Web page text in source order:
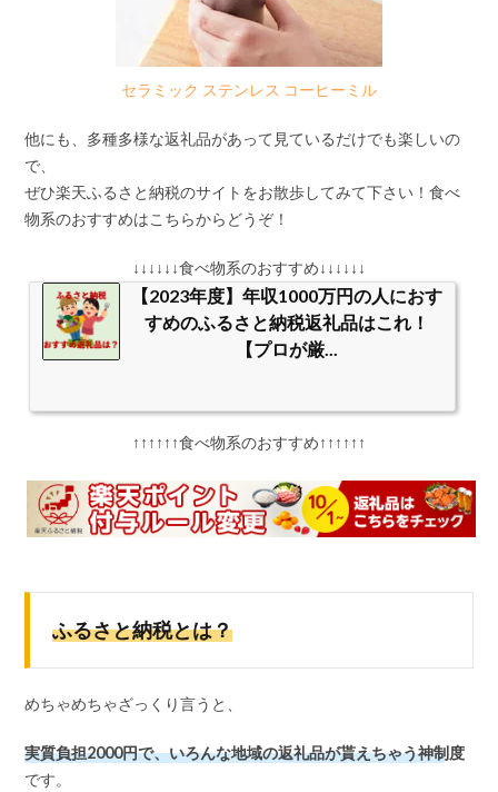
セラミック ステンレス コーヒーミル
他にも、多種多様な返礼品があって見ているだけでも楽しいの
で、
ぜひ楽天ふるさと納税のサイトをお散歩してみて下さい！食べ
物系のおすすめはこちらからどうぞ！
↓↓↓↓↓↓食べ物系のおすすめ↓↓↓↓↓↓
【2023年度】年収1000万円の人におす
すめのふるさと納税返礼品はこれ！
【プロが厳...
↑↑↑↑↑↑食べ物系のおすすめ↑↑↑↑↑↑
ふるさと納税とは？
めちゃめちゃざっくり言うと、
実質負担2000円で、いろんな地域の返礼品が貰えちゃう神制度
です。